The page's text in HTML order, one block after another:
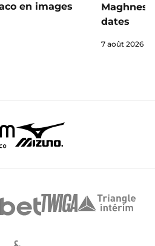
en images
Maghnes
dates
7 août 2026